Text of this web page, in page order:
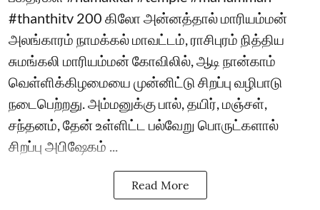
#thanthitv 200 கிலோ அன்னத்தால் மாரியம்மன்
அலங்காரம் நாமக்கல் மாவட்டம், ராசிபுரம் நித்திய
சுமங்கலி மாரியம்மன் கோவிலில், ஆடி நான்காம்
வெள்ளிக்கிழமையை முன்னிட்டு சிறப்பு வழிபாடு
நடைபெற்றது. அம்மனுக்கு பால், தயிர், மஞ்சள்,
சந்தனம், தேன் உள்ளிட்ட பல்வேறு பொருட்களால்
சிறப்பு அபிஷேகம் ...
Read More